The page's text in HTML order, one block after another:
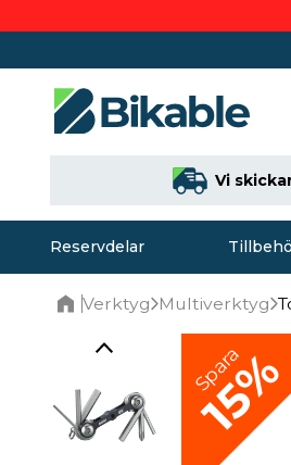
Vi
Reservdelar
Verktyg Multiverktyg
Spara
15%